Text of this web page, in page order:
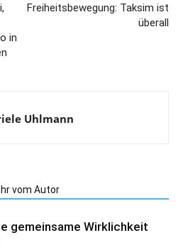
in
Freiheitsbewegung: Taksim ist
überall
Uhlmann
vom Autor
gemeinsame Wirklichkeit